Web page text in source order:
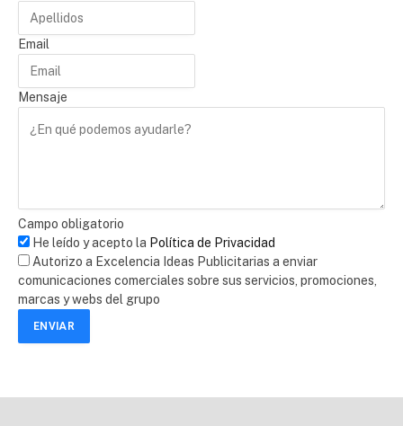
Email
Mensaje
Campo obligatorio
He leído y acepto la Política de Privacidad
Autorizo a Excelencia Ideas Publicitarias a enviar
comunicaciones comerciales sobre sus servicios, promociones,
marcas y webs del grupo
ENVIAR